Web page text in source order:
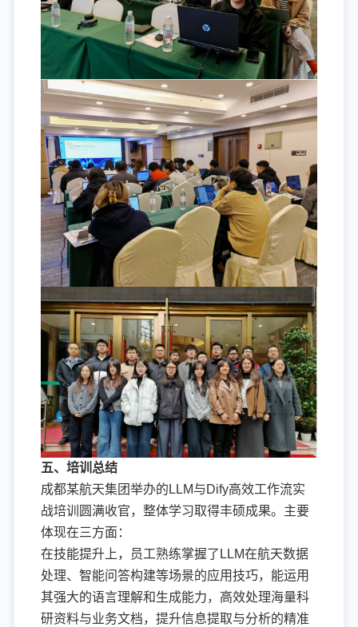
五、培训总结
成都某航天集团举办的LLM与Dify高效工作流实
战培训圆满收官，整体学习取得丰硕成果。主要
体现在三方面：
在技能提升上，员工熟练掌握了LLM在航天数据
处理、智能问答构建等场景的应用技巧，能运用
其强大的语言理解和生成能力，高效处理海量科
研资料与业务文档，提升信息提取与分析的精准